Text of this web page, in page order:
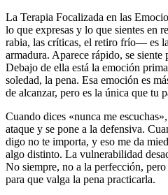
La Terapia Focalizada en las
lo que expresas y lo que sientes en
rabia, las críticas, el retiro frío— es
armadura. Aparece rápido, se siente
Debajo de ella está la emoción
soledad, la pena. Esa emoción es
de alcanzar, pero es la única que tu
Cuando dices «nunca me
ataque y se pone a la defensiva.
digo no te importa, y eso me da
algo distinto. La vulnerabilidad
No siempre, no a la perfección,
para que valga la pena practicarla.